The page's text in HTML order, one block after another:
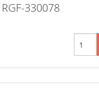
330078